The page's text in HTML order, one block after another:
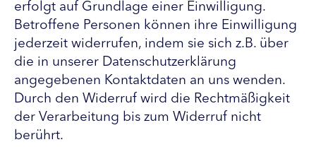
erfolgt auf Grundlage einer Einwilligung.
Betroffene Personen können ihre Einwilligung
jederzeit widerrufen, indem sie sich z.B. über
die in unserer Datenschutzerklärung
angegebenen Kontaktdaten an uns wenden.
Durch den Widerruf wird die Rechtmäßigkeit
der Verarbeitung bis zum Widerruf nicht
berührt.